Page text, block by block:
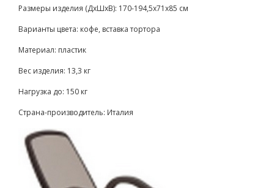
Размеры изделия (ДхШхВ): 170-194,5х71х85 см
Варианты цвета: кофе, вставка тортора
Материал: пластик
Вес изделия: 13,3 кг
Нагрузка до: 150 кг
Страна-производитель: Италия